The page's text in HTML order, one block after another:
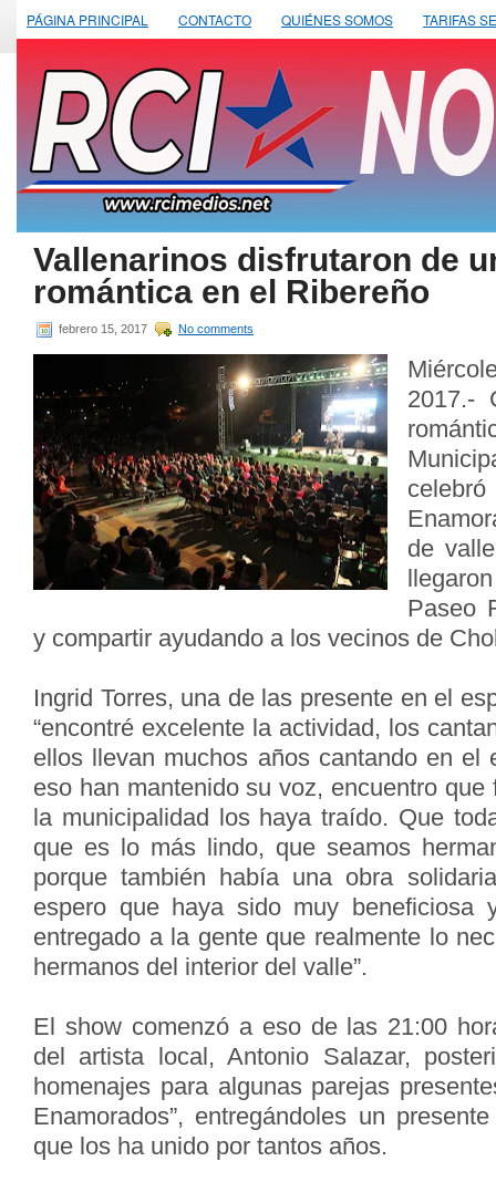
PÁGINA PRINCIPAL CONTACTO QUIÉNES SOMOS TARIFAS
Vallenarinos disfrutaron de
romántica en el Ribereño
febrero 15, 2017 No comments
2017.-
de
Paseo
y compartir ayudando a los vecinos de
Ingrid Torres, una de las presente en el
“encontré excelente la actividad, los
ellos llevan muchos años cantando en el
eso han mantenido su voz, encuentro
la municipalidad los haya traído. Que
que es lo más lindo, que seamos
porque también había una obra
espero que haya sido muy beneficiosa
entregado a la gente que realmente lo
hermanos del interior del valle”.
El show comenzó a eso de las 21:00
del artista local, Antonio Salazar,
homenajes para algunas parejas
Enamorados”, entregándoles un
que los ha unido por tantos años.